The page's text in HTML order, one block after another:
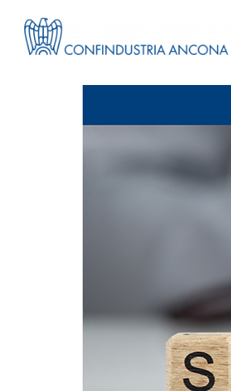
Estero
Importazioni
novità sulle
30 Luglio 2026
Leggi →